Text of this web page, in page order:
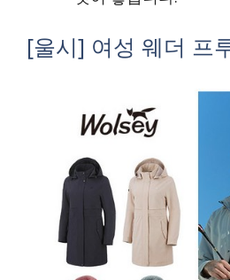
[울시] 여성 웨더 프